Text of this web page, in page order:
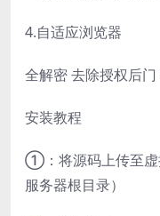
4.自适应浏览器
全解密 去除授权后门
安装教程
①：将源码上传至虚
服务器根目录）